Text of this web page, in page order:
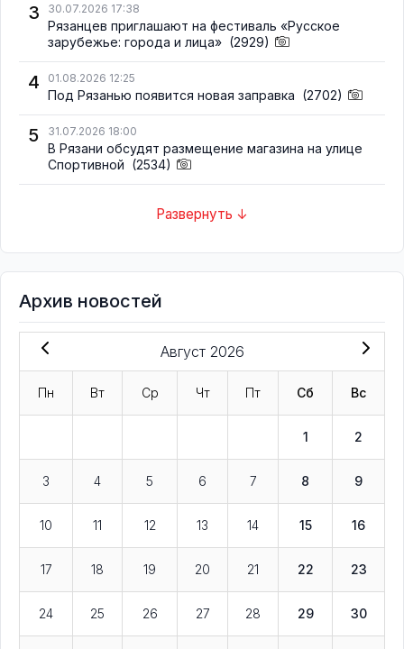
3 30.07.2026 17:38
Рязанцев приглашают на фестиваль «Русское
зарубежье: города и лица» (2929)
4 01.08.2026 12:25
Под Рязанью появится новая заправка (2702)
5 31.07.2026 18:00
В Рязани обсудят размещение магазина на улице
Спортивной (2534)
Развернуть ↓
Архив новостей
Август 2026
Пн Вт Ср Чт Пт Сб Вс
1 2
3 4 5 6 7 8 9
10 11 12 13 14 15 16
17 18 19 20 21 22 23
24 25 26 27 28 29 30